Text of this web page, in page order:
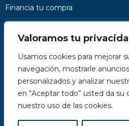
Valoramos tu
Usamos cookies para mejorar
navegación, mostrarle
personalizados y analizar
en “Aceptar todo” usted da
nuestro uso de las cookies.
Financia tu compra
Preguntas frecuentes
Nosotros
Contacto
Páginas legales
Kit Digital